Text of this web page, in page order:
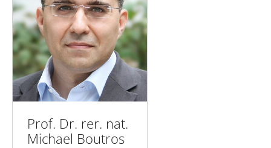
Prof. Dr. rer. nat.
Michael Boutros